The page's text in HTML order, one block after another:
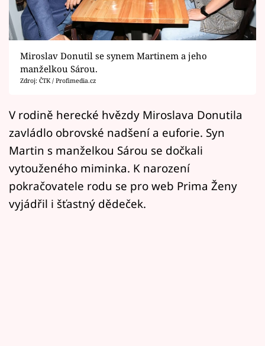
Filmový festival Karlovy Vary
Mámy sobě
Přihlášení
Sledujte nás
Miroslav Donutil se synem Martinem a jeho
manželkou Sárou.
Zdroj: ČTK / Profimedia.cz
V rodině herecké hvězdy Miroslava Donutila
zavládlo obrovské nadšení a euforie. Syn
Martin s manželkou Sárou se dočkali
vytouženého miminka. K narození
pokračovatele rodu se pro web Prima Ženy
vyjádřil i šťastný dědeček.